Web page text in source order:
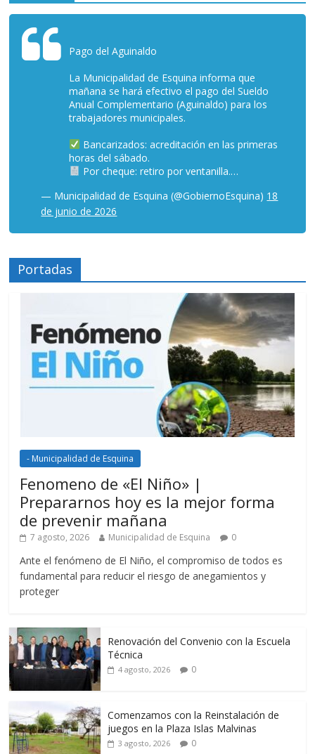
Pago del Aguinaldo
La Municipalidad de Esquina informa que
mañana se hará efectivo el pago del Sueldo
Anual Complementario (Aguinaldo) para los
trabajadores municipales.
Bancarizados: acreditación en las primeras
horas del sábado.
Por cheque: retiro por ventanilla.…
— Municipalidad de Esquina (@GobiernoEsquina) 18
de junio de 2026
Portadas
- Municipalidad de Esquina
Fenomeno de «El Niño» |
Prepararnos hoy es la mejor forma
de prevenir mañana
7 agosto, 2026 Municipalidad de Esquina 0
Ante el fenómeno de El Niño, el compromiso de todos es
fundamental para reducir el riesgo de anegamientos y
proteger
Renovación del Convenio con la Escuela
Técnica
4 agosto, 2026 0
Comenzamos con la Reinstalación de
juegos en la Plaza Islas Malvinas
3 agosto, 2026 0